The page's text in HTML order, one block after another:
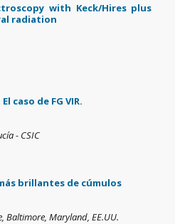
with Keck/Hires plus
radiation
caso de FG VIR.
- CSIC
brillantes de cúmulos
Baltimore, Maryland, EE.UU.